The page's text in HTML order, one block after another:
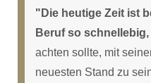
"Die heutige Zeit ist
Beruf so schnellebig,
achten sollte, mit
neuesten Stand zu